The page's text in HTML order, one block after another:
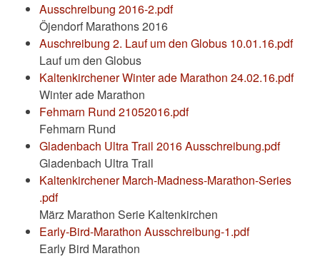
Ausschreibung 2016-2.pdf
Öjendorf Marathons 2016
Auschreibung 2. Lauf um den Globus 10.01.16.pdf
Lauf um den Globus
Kaltenkirchener Winter ade Marathon 24.02.16.pdf
Winter ade Marathon
Fehmarn Rund 21052016.pdf
Fehmarn Rund
Gladenbach Ultra Trail 2016 Ausschreibung.pdf
Gladenbach Ultra Trail
Kaltenkirchener March-Madness-Marathon-Series
.pdf
März Marathon Serie Kaltenkirchen
Early-Bird-Marathon Ausschreibung-1.pdf
Early Bird Marathon